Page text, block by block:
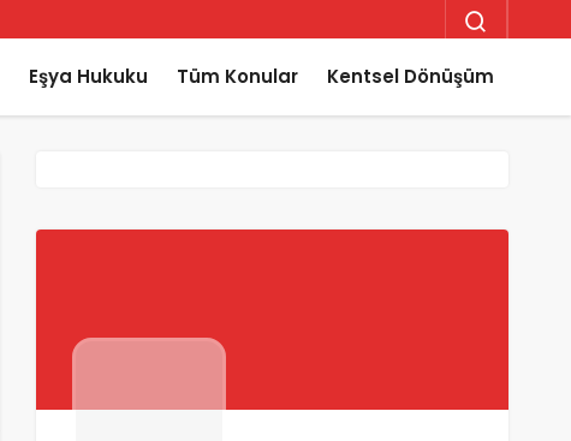
Eşya Hukuku Tüm Konular Kentsel Dönüşüm